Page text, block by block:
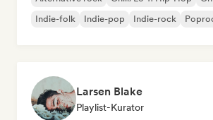
Indie-folk
Indie-pop Indie-rock
Larsen Blake
Playlist-Kurator